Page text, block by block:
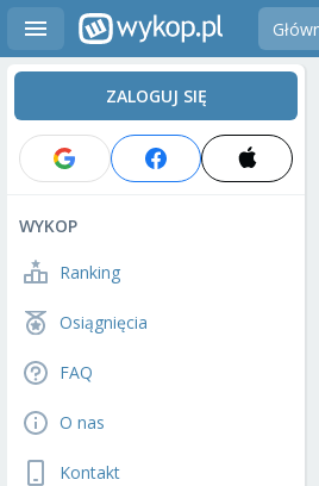
ZALOGUJ SIĘ
WYKOP
Ranking
Osiągnięcia
FAQ
O nas
Kontakt